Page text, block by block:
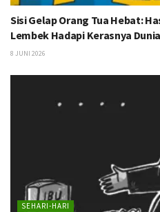
Sisi Gelap Orang Tua Hebat:
Lembek Hadapi Kerasnya Dunia
8 JUNI 2026
SEHARI-HARI